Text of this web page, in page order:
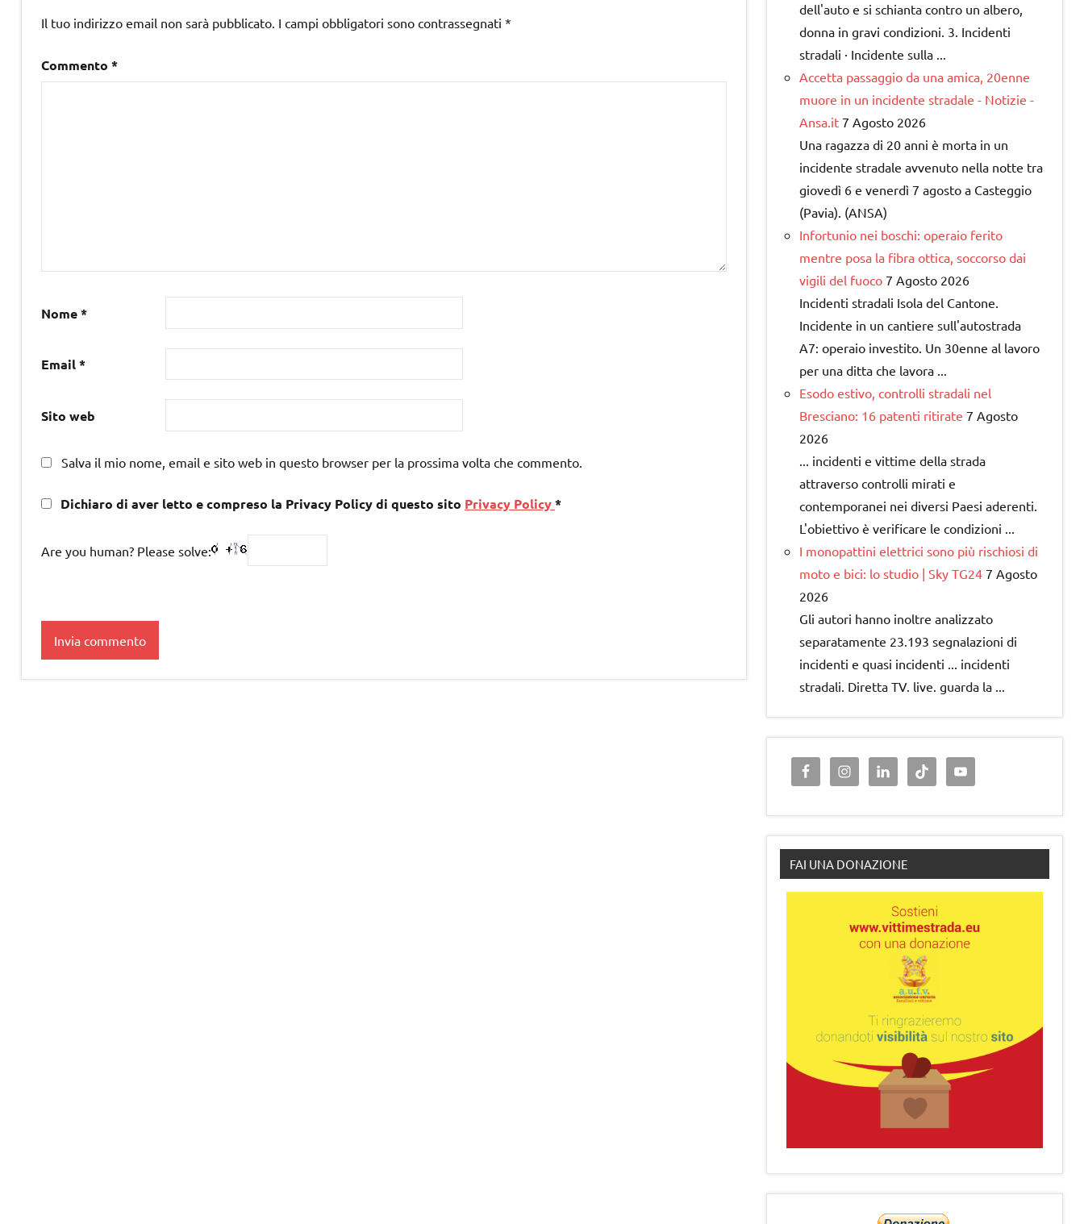
Il tuo indirizzo email non sarà pubblicato. I campi obbligatori sono contrassegnati *
Commento *
Nome*
Email*
Sito web
Salva il mio nome, email e sito web in questo browser per la prossima volta che commento.
Dichiaro di aver letto e compreso la Privacy Policy di questo sito Privacy Policy*
Are you human? Please solve:
dell'auto e si schianta contro un albero,
donna in gravi condizioni. 3. Incidenti
stradali · Incidente sulla ...
Accetta passaggio da una amica, 20enne
muore in un incidente stradale - Notizie -
Ansa.it 7 Agosto 2026
Una ragazza di 20 anni è morta in un
incidente stradale avvenuto nella notte tra
giovedì 6 e venerdì 7 agosto a Casteggio
(Pavia). (ANSA)
Infortunio nei boschi: operaio ferito
mentre posa la fibra ottica, soccorso dai
vigili del fuoco 7 Agosto 2026
Incidenti stradali Isola del Cantone.
Incidente in un cantiere sull'autostrada
A7: operaio investito. Un 30enne al lavoro
per una ditta che lavora ...
Esodo estivo, controlli stradali nel
Bresciano: 16 patenti ritirate 7 Agosto
2026
... incidenti e vittime della strada
attraverso controlli mirati e
contemporanei nei diversi Paesi aderenti.
L'obiettivo è verificare le condizioni ...
I monopattini elettrici sono più rischiosi di
moto e bici: lo studio | Sky TG24 7 Agosto
2026
Gli autori hanno inoltre analizzato
separatamente 23.193 segnalazioni di
incidenti e quasi incidenti ... incidenti
stradali. Diretta TV. live. guarda la ...
FAI UNA DONAZIONE